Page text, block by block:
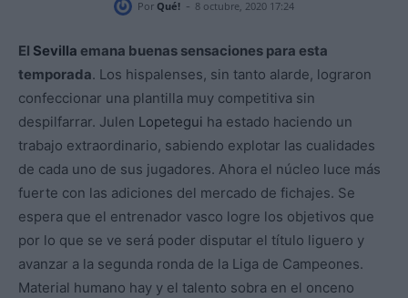
Por Qué! - 8 octubre, 2020 17:24
El Sevilla emana buenas sensaciones para esta
temporada. Los hispalenses, sin tanto alarde, lograron
confeccionar una plantilla muy competitiva sin
despilfarrar. Julen Lopetegui ha estado haciendo un
trabajo extraordinario, sabiendo explotar las cualidades
de cada uno de sus jugadores. Ahora el núcleo luce más
fuerte con las adiciones del mercado de fichajes. Se
espera que el entrenador vasco logre los objetivos que
por lo que se ve será poder disputar el título liguero y
avanzar a la segunda ronda de la Liga de Campeones.
Material humano hay y el talento sobra en el onceno